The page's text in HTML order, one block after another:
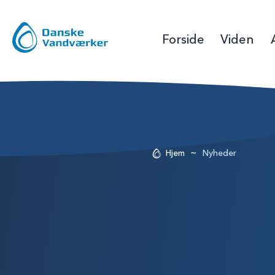
Forside Viden
Hjem ~ Nyheder